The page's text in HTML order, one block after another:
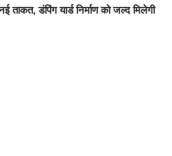
ताकत, डंपिंग यार्ड निर्माण को जल्द मिलेगी